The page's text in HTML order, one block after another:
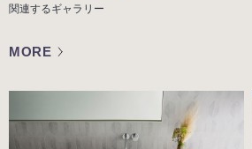
関連するギャラリー
MORE